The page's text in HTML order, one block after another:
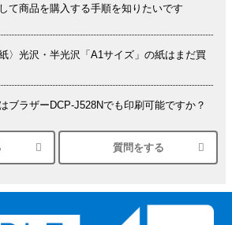
て商品を購入する手順を知りたいです
〉光沢・半光沢「A1サイズ」の紙はまだ買
ブラザーDCP-J528Nでも印刷可能ですか？
にEPSON EP-30VAで印刷するときの設定
応してますか
質問をする